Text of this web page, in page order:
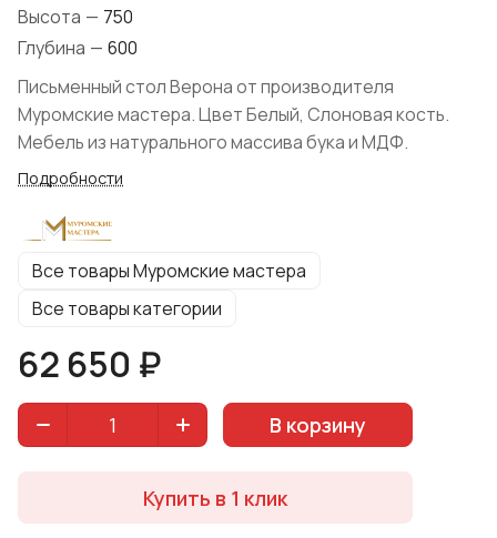
Высота — 750
Глубина — 600
Письменный стол Верона от производителя
Муромские мастера. Цвет Белый, Слоновая кость.
Мебель из натурального массива бука и МДФ.
Подробности
Все товары Муромские мастера
Все товары категории
62 650 ₽
В корзину
Купить в 1 клик